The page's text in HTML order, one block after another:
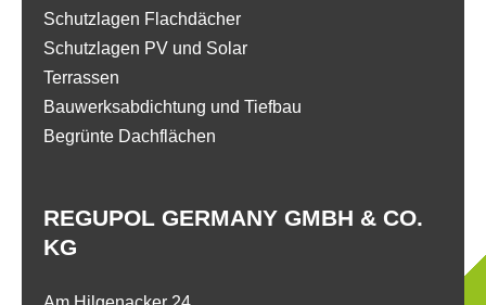
REGUPOL GERMANY GMBH & CO.
KG
Schutzlagen Flachdächer
Schutzlagen PV und Solar
Terrassen
Bauwerksabdichtung und Tiefbau
Begrünte Dachflächen